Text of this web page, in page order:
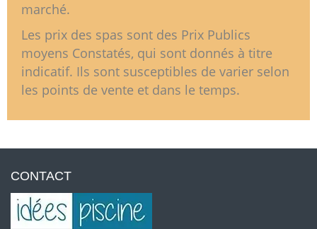
marché.
Les prix des spas sont des Prix Publics
moyens Constatés, qui sont donnés à titre
indicatif. Ils sont susceptibles de varier selon
les points de vente et dans le temps.
CONTACT